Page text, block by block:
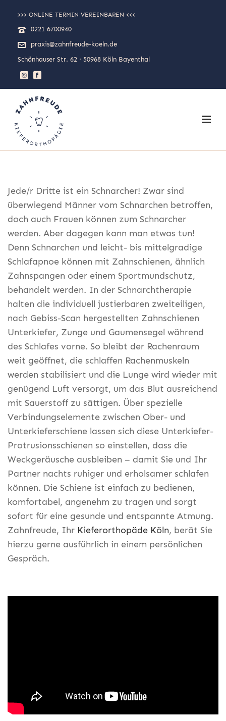
>>> ONLINE TERMIN VEREINBAREN <<<
0221 6700940
praxis@zahnfreude-koeln.de
Schönhauser Str. 62 · 50968 Köln Bayenthal
Jede/r Dritte ist ein Schnarcher! Zwar sind
überwiegend Männer vom Schnarchen betroffen,
doch auch Frauen können zum Schnarcher
werden. Aber dagegen kann man etwas tun!
Denn Schnarchen und leicht- bis mittelgradige
Schlafapnoe können mit Zahnschienen, ähnlich
Zahnspangen oder einem Sportmundschutz,
behandelt werden. In der Schnarchtherapie
halten die individuell justierbaren zweiteiligen,
nach Gebiss-Scan hergestellten Zahnschienen
Unterkiefer, Zunge und Gaumensegel während
des Schlafes vorne. So bleibt der Rachenraum
weit geöffnet, die schlaffen Rachenmuskeln
werden stabilisiert und die Lunge wird wieder mit
genügend Luft versorgt, um das Blut ausreichend
mit Sauerstoff zu sättigen. Über spezielle
Verbindungselemente zwischen Ober- und
Unterkieferschiene lassen sich diese Unterkiefer-
Protrusionsschienen so einstellen, dass die
Weckgeräusche ausbleiben – damit Sie und Ihr
Partner nachts ruhiger und erholsamer schlafen
können. Die Schiene ist einfach zu bedienen,
komfortabel, angenehm zu tragen und sorgt
sofort für eine gesunde und entspannte Atmung.
Zahnfreude, Ihr Kieferorthopäde Köln, berät Sie
hierzu gerne ausführlich in einem persönlichen
Gespräch.